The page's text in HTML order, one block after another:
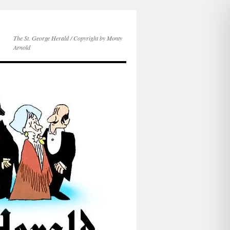
The St. George Herald / Copyright by Monty
Arnold